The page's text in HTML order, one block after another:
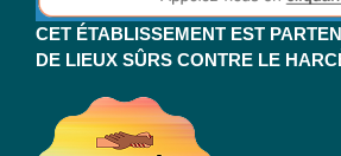
CET ÉTABLISSEMENT EST
DE LIEUX SÛRS CONTRE LE